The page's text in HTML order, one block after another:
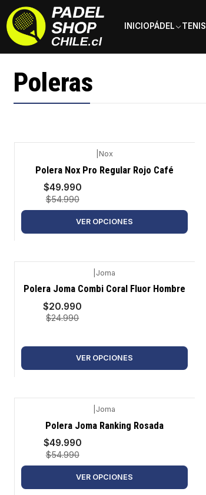
INICIOPÁDEL TENIS
Inicio Ropa Hombre Poleras
Poleras
-9%
Nox
Polera Nox Pro Regular Rojo Café
$49.990
$54.990
VER OPCIONES
-16%
Joma
Polera Joma Combi Coral Fluor Hombre
$20.990
$24.990
VER OPCIONES
-9%
Joma
Polera Joma Ranking Rosada
$49.990
$54.990
VER OPCIONES